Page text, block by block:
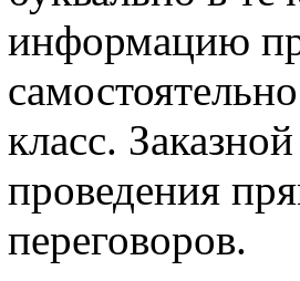
информацию
класс.
проведения
переговоров.